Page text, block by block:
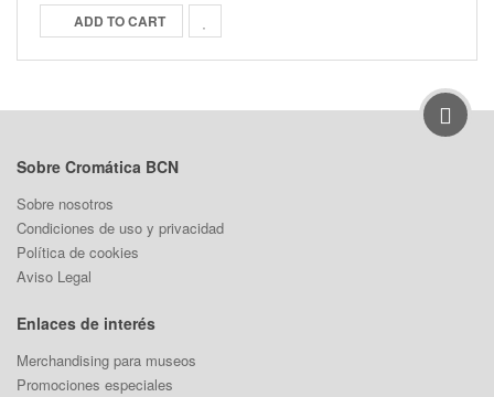
ADD TO CART
Sobre Cromática BCN
Sobre nosotros
Condiciones de uso y privacidad
Política de cookies
Aviso Legal
Enlaces de interés
Merchandising para museos
Promociones especiales